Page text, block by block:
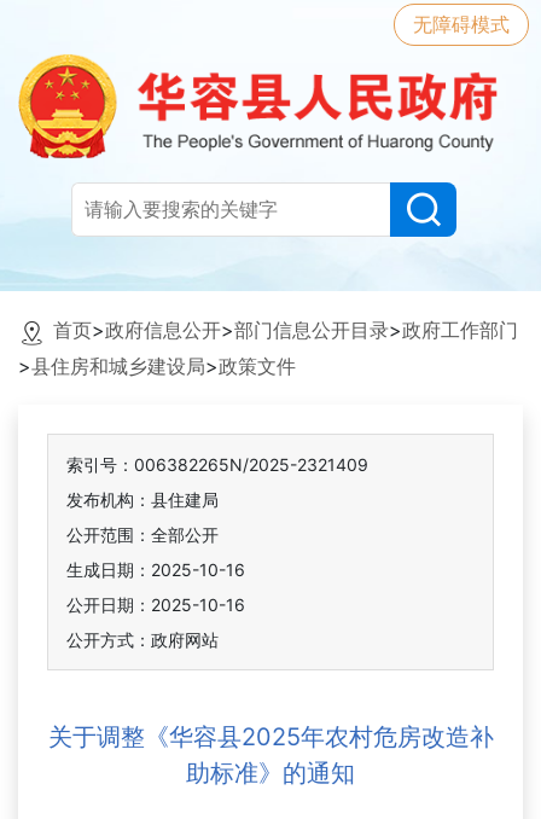
无障碍模式
首页>政府信息公开>部门信息公开目录>政府工作部门
>县住房和城乡建设局>政策文件
索引号：006382265N/2025-2321409
发布机构：县住建局
公开范围：全部公开
生成日期：2025-10-16
公开日期：2025-10-16
公开方式：政府网站
关于调整《华容县2025年农村危房改造补
助标准》的通知